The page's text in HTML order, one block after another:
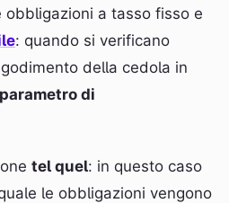
a tasso fisso e
: quando si verificano
della cedola in
parametro di
tel quel: in questo caso
le obbligazioni vengono